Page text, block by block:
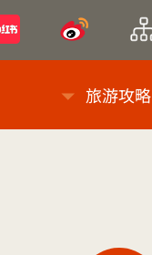
小紅書
旅游攻略